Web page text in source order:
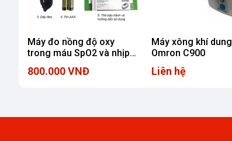
Máy đo nồng độ oxy
trong máu SpO2 và nhịp
800.000 VNĐ
Máy xông khí dung
Omron C900
Liên hệ